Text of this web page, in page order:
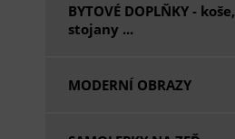
BYTOVÉ DOPLŇKY - koše,
stojany ...
MODERNÍ OBRAZY